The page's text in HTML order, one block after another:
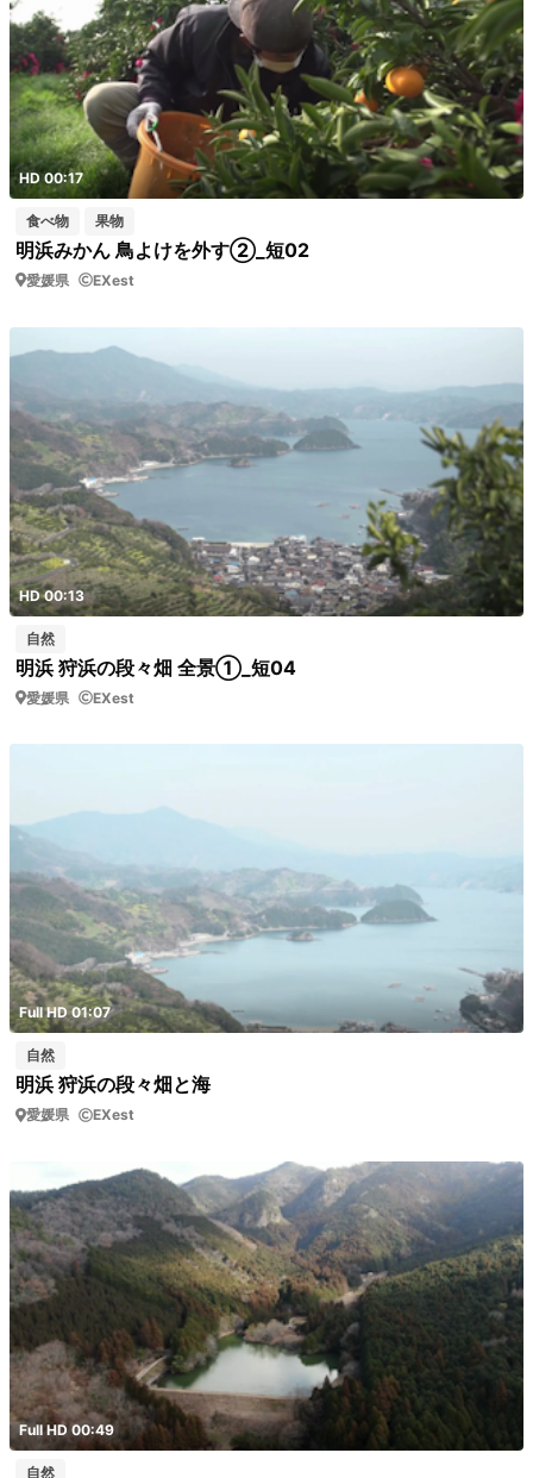
HD 00:17
食べ物 果物
明浜みかん 鳥よけを外す②_短02
愛媛県 EXest
HD 00:13
自然
明浜 狩浜の段々畑 全景①_短04
愛媛県 EXest
Full HD 01:07
自然
明浜 狩浜の段々畑と海
愛媛県 EXest
Full HD 00:49
自然